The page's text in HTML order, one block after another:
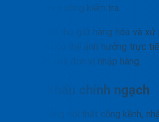
quản lý thị trường kiểm tra.
Nguy cơ bị thu giữ hàng hóa và
Đồng thời có thể ảnh hưởng trực
dòng vốn của đơn vị nhập hàng.
Nhập khẩu chính ngạch
Đối với hàng nội thất cồng kềnh,